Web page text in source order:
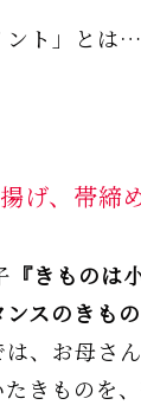
ント」と
げ、帯締
『きものは
スのきも
は、お母さ
きものを